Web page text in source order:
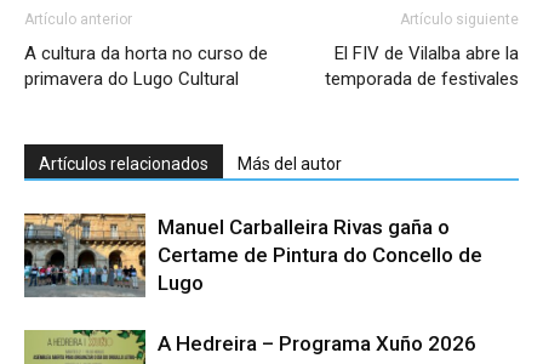
Artículo anterior
A cultura da horta no curso de
primavera do Lugo Cultural
Artículo siguiente
El FIV de Vilalba abre la
temporada de festivales
Artículos relacionados Más del autor
Manuel Carballeira Rivas gaña o
Certame de Pintura do Concello de
Lugo
A Hedreira – Programa Xuño 2026